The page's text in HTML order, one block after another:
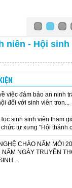
niên - Hội
việc đảm bảo an ninh
đối với sinh viên tron...
sinh sinh viên tham
tự xưng "Hội thánh
CHÀO NĂM MỚI
NĂM NGÀY TRUYỀN